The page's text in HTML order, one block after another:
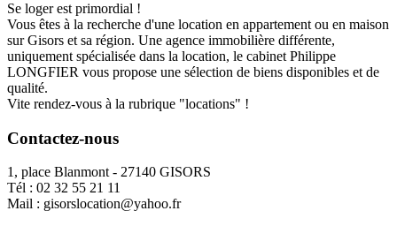
Se loger est primordial !
Vous êtes à la recherche d'une location en appartement ou en maison
sur Gisors et sa région. Une agence immobilière différente,
uniquement spécialisée dans la location, le cabinet Philippe
LONGFIER vous propose une sélection de biens disponibles et de
qualité.
Vite rendez-vous à la rubrique "locations" !
Contactez-nous
1, place Blanmont - 27140 GISORS
Tél : 02 32 55 21 11
Mail : gisorslocation@yahoo.fr